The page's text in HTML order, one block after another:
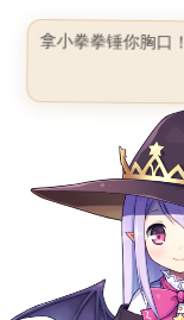
拿小拳拳锤你胸口！